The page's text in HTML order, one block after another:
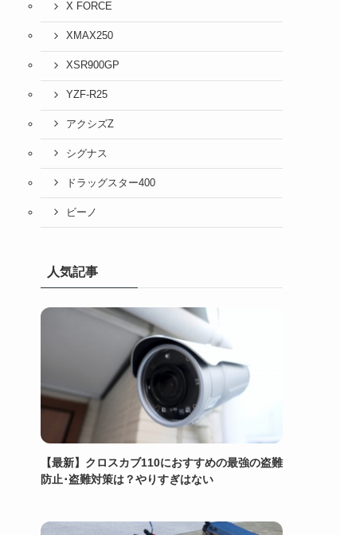
X FORCE
XMAX250
XSR900GP
YZF-R25
アクシズZ
シグナス
ドラッグスター400
ビーノ
人気記事
【最新】クロスカブ110におすすめの最強の盗難
防止･盗難対策は？やりすぎはない